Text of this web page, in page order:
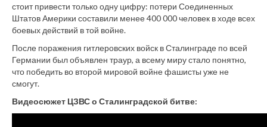
стоит привести только одну цифру: потери Соединенных
Штатов Америки составили менее 400 000 человек в ходе всех
боевых действий в той войне.
После поражения гитлеровских войск в Сталинграде по всей
Германии был объявлен траур, а всему миру стало понятно,
что победить во второй мировой войне фашисты уже не
смогут.
Видеосюжет ЦЗВС о Сталинградской битве: